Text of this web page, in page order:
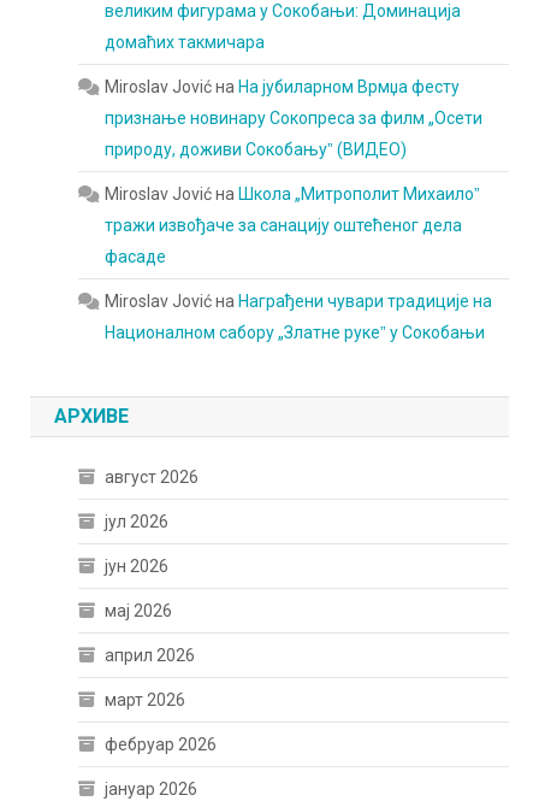
великим фигурама у Сокобањи: Доминација
домаћих такмичара
Miroslav Jovićна На јубиларном Врмџа фесту
признање новинару Сокопреса за филм „Осети
природу, доживи Сокобањуˮ (ВИДЕО)
Miroslav Jovićна Школа „Митрополит Михаилоˮ
тражи извођаче за санацију оштећеног дела
фасаде
Miroslav Jovićна Награђени чувари традиције на
Националном сабору „Златне рукеˮ у Сокобањи
АРХИВЕ
август 2026
јул 2026
јун 2026
мај 2026
април 2026
март 2026
фебруар 2026
јануар 2026